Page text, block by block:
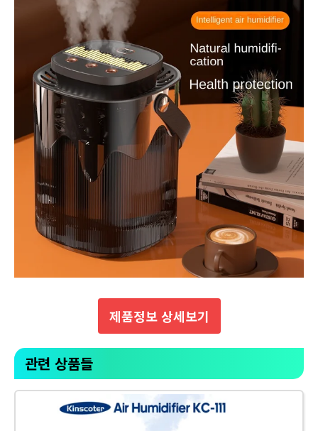
제품정보 상세보기
관련 상품들